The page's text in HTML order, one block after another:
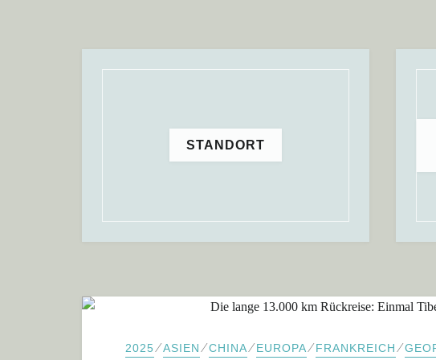
STANDORT
2025 ⁄ASIEN ⁄CHINA⁄EUROPA⁄FRANKREICH ⁄